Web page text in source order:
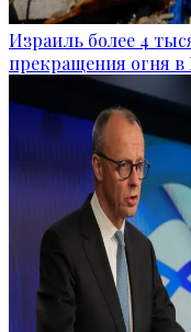
Израиль более 4
прекращения огня в